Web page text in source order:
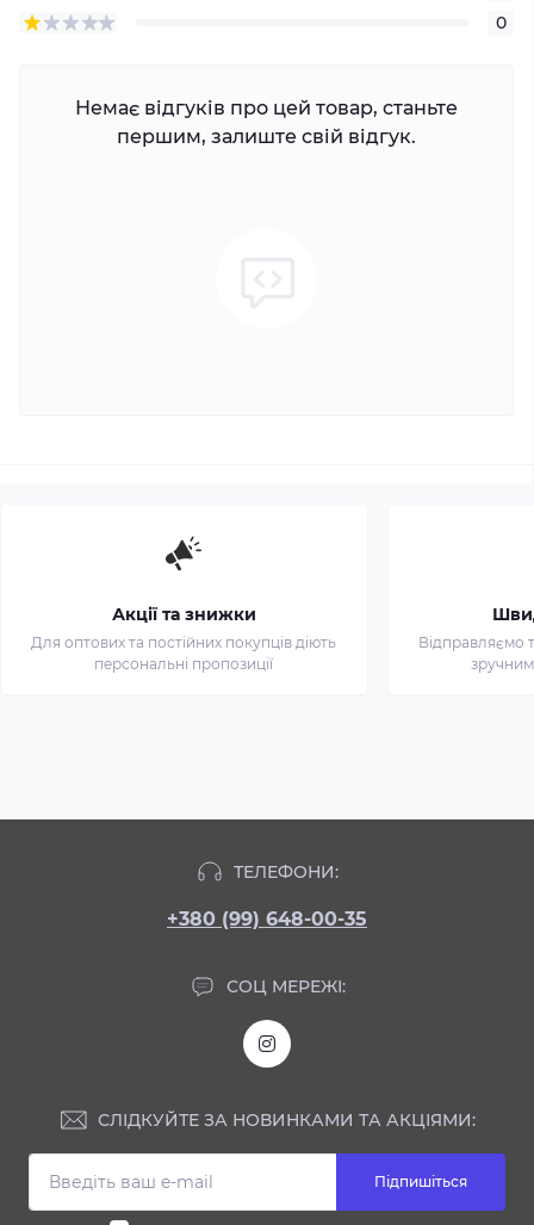
0
Немає відгуків про цей товар, станьте
першим, залиште свій відгук.
Акції та знижки
Для оптових та постійних покупців діють
персональні пропозиції
Відправляємо
ТЕЛЕФОНИ:
+380 (99) 648-00-35
СОЦ МЕРЕЖІ:
СЛІДКУЙТЕ ЗА НОВИНКАМИ ТА АКЦІЯМИ:
Підпишіться